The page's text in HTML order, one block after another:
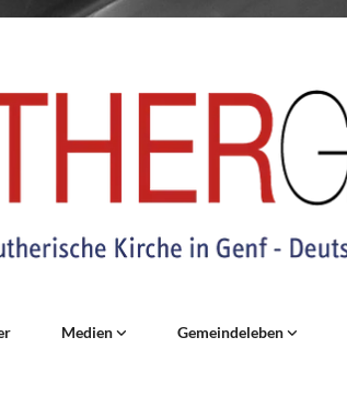
Medien Gemeindeleben